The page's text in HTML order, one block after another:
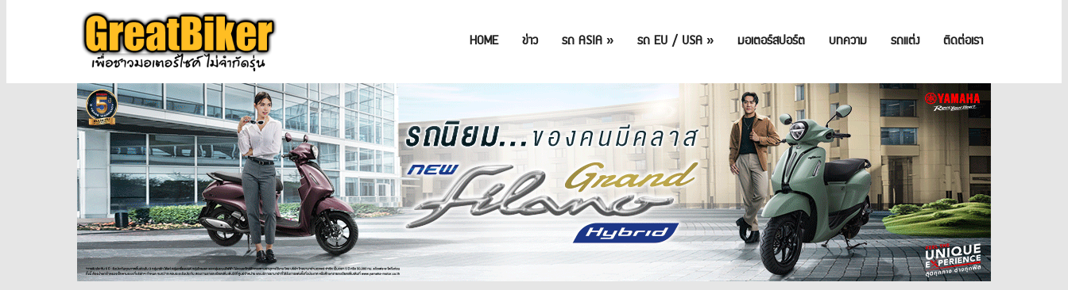
HOME ข่าว รถ ASIA » รถ EU / USA » มอเตอร์สปอร์ต บทความ รถแต่ง ติดต่อเรา